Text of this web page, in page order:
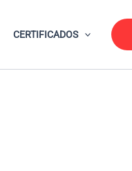
CERTIFICADOS